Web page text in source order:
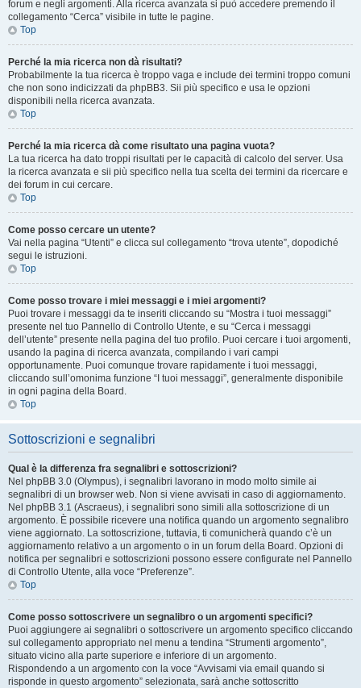
forum e negli argomenti. Alla ricerca avanzata si può accedere premendo il
collegamento “Cerca” visibile in tutte le pagine.
Top
Perché la mia ricerca non dà risultati?
Probabilmente la tua ricerca è troppo vaga e include dei termini troppo comuni
che non sono indicizzati da phpBB3. Sii più specifico e usa le opzioni
disponibili nella ricerca avanzata.
Top
Perché la mia ricerca dà come risultato una pagina vuota?
La tua ricerca ha dato troppi risultati per le capacità di calcolo del server. Usa
la ricerca avanzata e sii più specifico nella tua scelta dei termini da ricercare e
dei forum in cui cercare.
Top
Come posso cercare un utente?
Vai nella pagina “Utenti” e clicca sul collegamento “trova utente”, dopodiché
segui le istruzioni.
Top
Come posso trovare i miei messaggi e i miei argomenti?
Puoi trovare i messaggi da te inseriti cliccando su “Mostra i tuoi messaggi”
presente nel tuo Pannello di Controllo Utente, e su “Cerca i messaggi
dell’utente” presente nella pagina del tuo profilo. Puoi cercare i tuoi argomenti,
usando la pagina di ricerca avanzata, compilando i vari campi
opportunamente. Puoi comunque trovare rapidamente i tuoi messaggi,
cliccando sull’omonima funzione “I tuoi messaggi”, generalmente disponibile
in ogni pagina della Board.
Top
Sottoscrizioni e segnalibri
Qual è la differenza fra segnalibri e sottoscrizioni?
Nel phpBB 3.0 (Olympus), i segnalibri lavorano in modo molto simile ai
segnalibri di un browser web. Non si viene avvisati in caso di aggiornamento.
Nel phpBB 3.1 (Ascraeus), i segnalibri sono simili alla sottoscrizione di un
argomento. È possibile ricevere una notifica quando un argomento segnalibro
viene aggiornato. La sottoscrizione, tuttavia, ti comunicherà quando c’è un
aggiornamento relativo a un argomento o in un forum della Board. Opzioni di
notifica per segnalibri e sottoscrizioni possono essere configurate nel Pannello
di Controllo Utente, alla voce “Preferenze”.
Top
Come posso sottoscrivere un segnalibro o un argomenti specifici?
Puoi aggiungere ai segnalibri o sottoscrivere un argomento specifico cliccando
sul collegamento appropriato nel menu a tendina “Strumenti argomento”,
situato vicino alla parte superiore e inferiore di un argomento.
Rispondendo a un argomento con la voce “Avvisami via email quando si
risponde in questo argomento” selezionata, sarà anche sottoscritto